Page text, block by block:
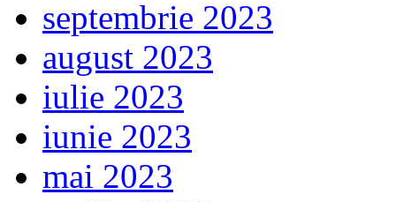
septembrie 2023
august 2023
iulie 2023
iunie 2023
mai 2023